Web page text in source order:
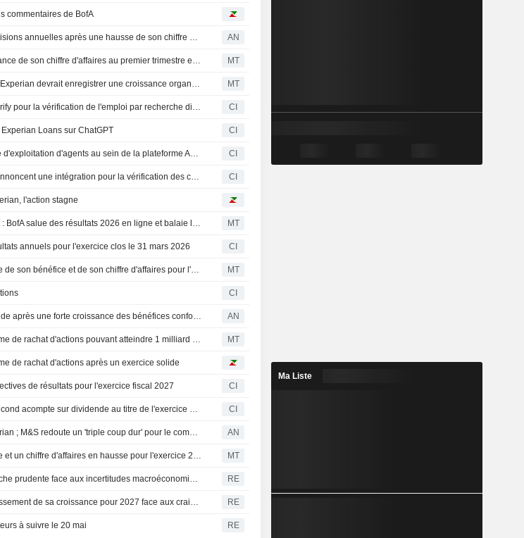
commentaires de BofA
Experian maintient ses prévisions annuelles après une hausse de son chiffre d'affaires au premier trimestre AN
Experian affiche une croissance de son chiffre d'affaires au premier trimestre et confirme ses perspectives MT
Morgan Stanley Research : Experian devrait enregistrer une croissance organique de 7 % au premier trimestre fiscal MT
Experian lance Experian Verify pour la vérification de l'emploi par recherche directe CI
Loans sur ChatGPT CI
Experian lance son système d'exploitation d'agents au sein de la plateforme Ascend CI
Experian plc et Fiserv, Inc. annoncent une intégration pour la vérification des cartes de débit en temps réel CI
l'action stagne
Experian maintenu à l'achat : BofA salue des résultats 2026 en ligne et balaie les craintes liées à l'IA MT
annuels pour l'exercice clos le 31 mars 2026 CI
Experian affiche une hausse de son bénéfice et de son chiffre d'affaires pour l'exercice 2026 MT
CI
Experian relève son dividende après une forte croissance des bénéfices conforme aux attentes AN
Experian lance un programme de rachat d'actions pouvant atteindre 1 milliard de dollars MT
de rachat d'actions après un exercice solide
de résultats pour l'exercice fiscal 2027 CI
Experian plc annonce un second acompte sur dividende au titre de l'exercice clos le 31 mars 2026, payable le 24 juillet 2026 CI
Rachat d'actions chez Experian ; M&S redoute un 'triple coup dur' pour le commerce de détail AN
Experian affiche un bénéfice et un chiffre d'affaires en hausse pour l'exercice 2026 MT
Experian adopte une approche prudente face aux incertitudes macroéconomiques liées au Moyen-Orient RE
Experian anticipe un ralentissement de sa croissance pour 2027 face aux craintes de conflit en Iran RE
à suivre le 20 mai RE
Ma Liste